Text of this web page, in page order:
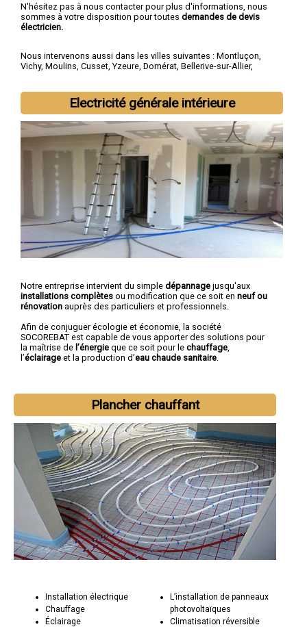
N'hésitez pas à nous contacter pour plus d'informations, nous
sommes à votre disposition pour toutes demandes de devis
électricien.
Nous intervenons aussi dans les villes suivantes : Montluçon,
Vichy, Moulins, Cusset, Yzeure, Domérat, Bellerive-sur-Allier,
Electricité générale intérieure
Notre entreprise intervient du simple dépannage jusqu'aux
installations complètes ou modification que ce soit en neuf ou
rénovation auprès des particuliers et professionnels.
Afin de conjuguer écologie et économie, la société
SOCOREBAT est capable de vous apporter des solutions pour
la maîtrise de l’énergie que ce soit pour le chauffage
l’éclairage et la production d’eau chaude sanitaire
Plancher chauffant
Installation électrique
Chauffage
Éclairage
L’installation de panneaux
photovoltaïques
Climatisation réversible